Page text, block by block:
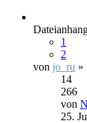
1
2
von jo_ru »
14
266
von
25.